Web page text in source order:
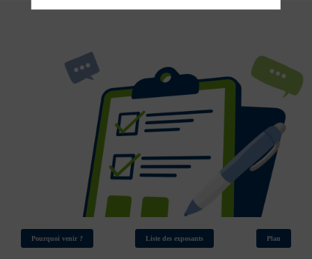
Pourquoi venir ? Liste des exposants Plan